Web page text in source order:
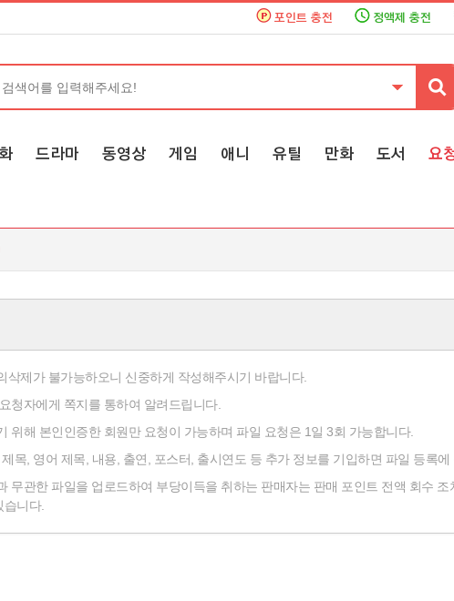
포인트 충전 정액제 충전
드라마 동영상 게임 애니 유틸 만화 도서 요
삭제가 불가능하오니 신중하게 작성해주시기 바랍니다.
청자에게 쪽지를 통하여 알려드립니다.
위해 본인인증한 회원만 요청이 가능하며 파일 요청은 1일 3회 가능합니다.
목, 영어 제목, 내용, 출연, 포스터, 출시연도 등 추가 정보를 기입하면 파일 등록에
무관한 파일을 업로드하여 부당이득을 취하는 판매자는 판매 포인트 전액 회수 조
니다.